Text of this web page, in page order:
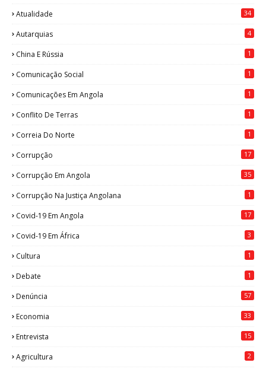
Atualidade 34
Autarquias 4
China E Rússia 1
Comunicação Social 1
Comunicações Em Angola 1
Conflito De Terras 1
Correia Do Norte 1
Corrupção 17
Corrupção Em Angola 35
Corrupção Na Justiça Angolana 1
Covid-19 Em Angola 17
Covid-19 Em África 3
Cultura 1
Debate 1
Denúncia 57
Economia 33
Entrevista 15
Agricultura 2